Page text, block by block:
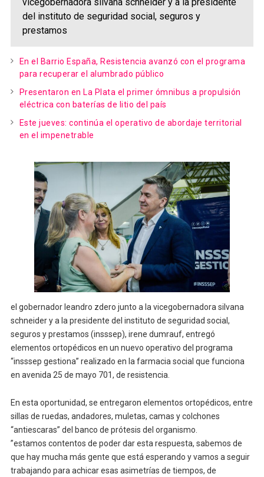
del instituto de seguridad social, seguros y
prestamos
En el Barrio España, Resistencia avanzó con el programa
para recuperar el alumbrado público
Presentaron en La Plata el primer ómnibus a propulsión
eléctrica con baterías de litio del país
Este jueves: continúa el operativo de abordaje territorial
en el impenetrable
el gobernador leandro zdero junto a la vicegobernadora silvana
schneider y a la presidente del instituto de seguridad social,
seguros y prestamos (insssep), irene dumrauf, entregó
elementos ortopédicos en un nuevo operativo del programa
“insssep gestiona” realizado en la farmacia social que funciona
en avenida 25 de mayo 701, de resistencia.
En esta oportunidad, se entregaron elementos ortopédicos, entre
sillas de ruedas, andadores, muletas, camas y colchones
“antiescaras” del banco de prótesis del organismo.
”estamos contentos de poder dar esta respuesta, sabemos de
que hay mucha más gente que está esperando y vamos a seguir
trabajando para achicar esas asimetrías de tiempos, de